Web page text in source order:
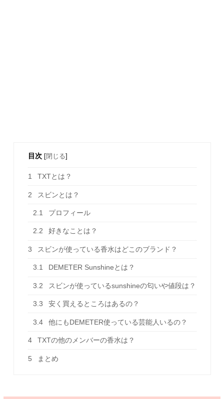
目次 [閉じる]
1 TXTとは？
2 スビンとは？
2.1 プロフィール
2.2 好きなことは？
3 スビンが使っている香水はどこのブランド？
3.1 DEMETER Sunshineとは？
3.2 スビンが使っているsunshineの匂いや値段は？
3.3 安く買えるところはあるの？
3.4 他にもDEMETER使っている芸能人いるの？
4 TXTの他のメンバーの香水は？
5 まとめ